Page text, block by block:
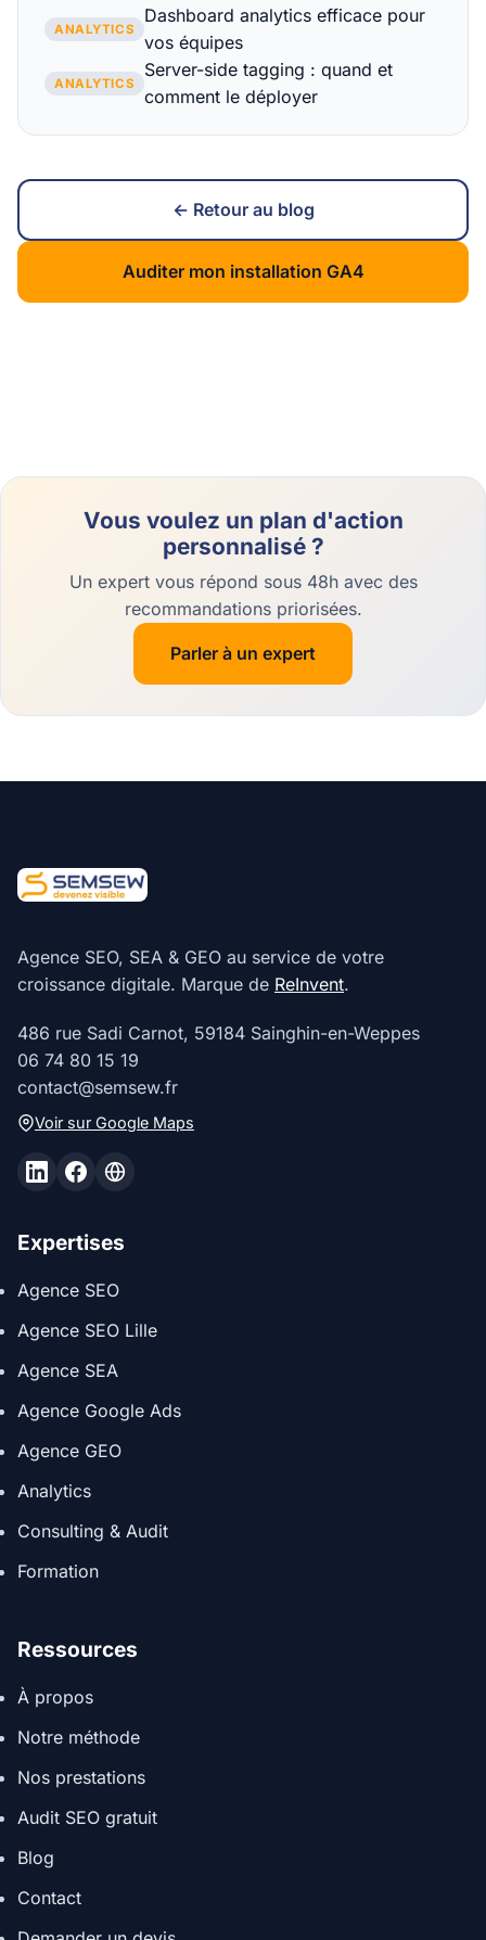
ANALYTICS
Dashboard analytics efficace pour
vos équipes
ANALYTICS
Server-side tagging : quand et
comment le déployer
← Retour au blog
Auditer mon installation GA4
Vous voulez un plan d'action
personnalisé ?
Un expert vous répond sous 48h avec des
recommandations priorisées.
Parler à un expert
Agence SEO, SEA & GEO au service de votre
croissance digitale. Marque de ReInvent.
486 rue Sadi Carnot, 59184 Sainghin-en-Weppes
06 74 80 15 19
contact@semsew.fr
Voir sur Google Maps
Expertises
Agence SEO
Agence SEO Lille
Agence SEA
Agence Google Ads
Agence GEO
Analytics
Consulting & Audit
Formation
Ressources
À propos
Notre méthode
Nos prestations
Audit SEO gratuit
Blog
Contact